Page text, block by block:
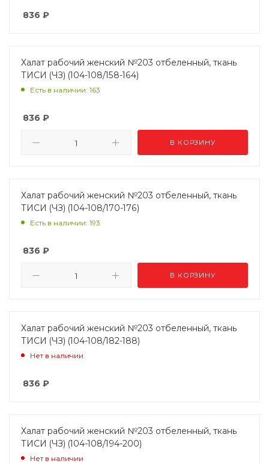
836 ₽
Халат рабочий женский №203 отбеленный, ткань
ТИСИ (ЧЗ) (104-108/158-164)
Есть в наличии: 163
836 ₽
В КОРЗИНУ
Халат рабочий женский №203 отбеленный, ткань
ТИСИ (ЧЗ) (104-108/170-176)
Есть в наличии: 193
836 ₽
В КОРЗИНУ
Халат рабочий женский №203 отбеленный, ткань
ТИСИ (ЧЗ) (104-108/182-188)
Нет в наличии
836 ₽
Халат рабочий женский №203 отбеленный, ткань
ТИСИ (ЧЗ) (104-108/194-200)
Нет в наличии